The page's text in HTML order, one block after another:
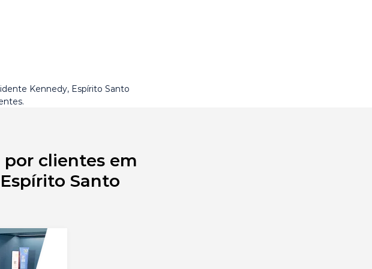
Kennedy, Espírito Santo
clientes em
Santo